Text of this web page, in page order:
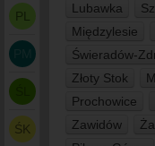
PL
ŚK
Lubawka
Międzylesie
Świeradów-
Złoty Stok
Prochowice
Zawidów